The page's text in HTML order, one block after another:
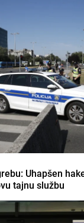
Uhapšen
tajnu službu